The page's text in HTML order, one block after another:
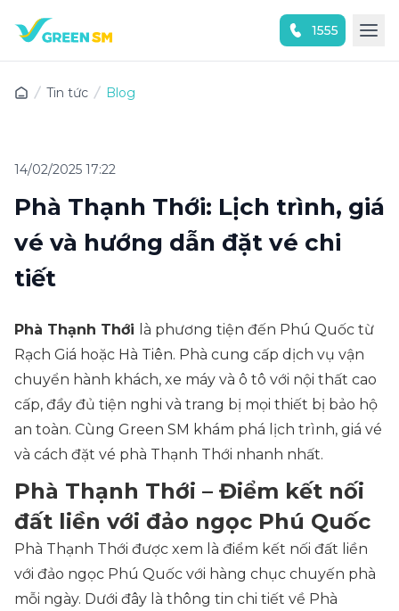
1555
Tin tức Blog
14/02/2025 17:22
Phà Thạnh Thới: Lịch trình, giá
vé và hướng dẫn đặt vé chi
tiết
Phà Thạnh Thới là phương tiện đến Phú Quốc từ
Rạch Giá hoặc Hà Tiên. Phà cung cấp dịch vụ vận
chuyển hành khách, xe máy và ô tô với nội thất cao
cấp, đầy đủ tiện nghi và trang bị mọi thiết bị bảo hộ
an toàn. Cùng Green SM khám phá lịch trình, giá vé
và cách đặt vé phà Thạnh Thới nhanh nhất.
Phà Thạnh Thới – Điểm kết nối
đất liền với đảo ngọc Phú Quốc
Phà Thạnh Thới được xem là điểm kết nối đất liền
với đảo ngọc Phú Quốc với hàng chục chuyến phà
mỗi ngày. Dưới đây là thông tin chi tiết về Phà